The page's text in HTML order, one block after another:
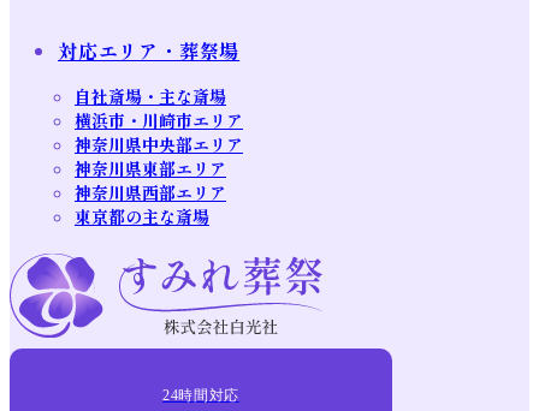
対応エリア・葬祭場
自社斎場・主な斎場
横浜市・川崎市エリア
神奈川県中央部エリア
神奈川県東部エリア
神奈川県西部エリア
東京都の主な斎場
24時間対応